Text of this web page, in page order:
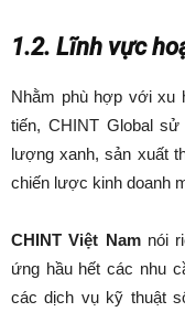
1.2. Lĩnh vực
Nhằm phù hợp với xu
tiến, CHINT Global
lượng xanh, sản xuất
chiến lược kinh doanh
CHINT Việt Namnói
ứng hầu hết các nhu
các dịch vụ kỹ thuật